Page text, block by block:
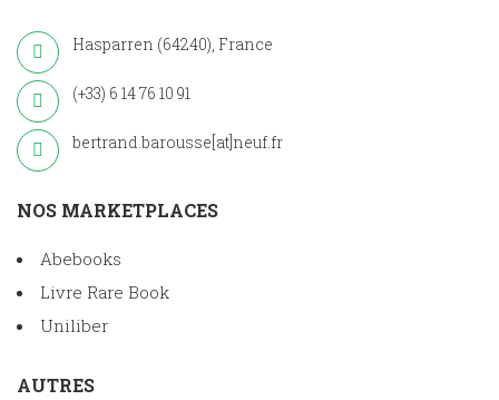
Hasparren (64240), France
(+33) 6 14 76 10 91
bertrand.barousse[at]neuf.fr
NOS MARKETPLACES
Abebooks
Livre Rare Book
Uniliber
AUTRES